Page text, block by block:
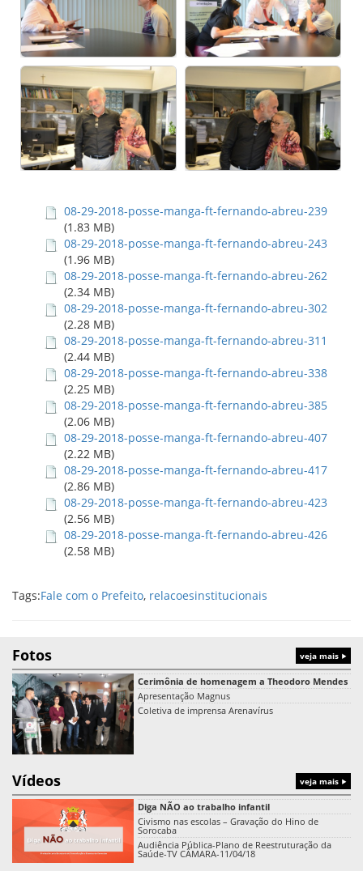
08-29-2018-posse-manga-ft-fernando-abreu-239
(1.83 MB)
08-29-2018-posse-manga-ft-fernando-abreu-243
(1.96 MB)
08-29-2018-posse-manga-ft-fernando-abreu-262
(2.34 MB)
08-29-2018-posse-manga-ft-fernando-abreu-302
(2.28 MB)
08-29-2018-posse-manga-ft-fernando-abreu-311
(2.44 MB)
08-29-2018-posse-manga-ft-fernando-abreu-338
(2.25 MB)
08-29-2018-posse-manga-ft-fernando-abreu-385
(2.06 MB)
08-29-2018-posse-manga-ft-fernando-abreu-407
(2.22 MB)
08-29-2018-posse-manga-ft-fernando-abreu-417
(2.86 MB)
08-29-2018-posse-manga-ft-fernando-abreu-423
(2.56 MB)
08-29-2018-posse-manga-ft-fernando-abreu-426
(2.58 MB)
Tags:Fale com o Prefeito, relacoesinstitucionais
Fotos veja mais
Cerimônia de homenagem a Theodoro Mendes
Apresentação Magnus
Coletiva de imprensa Arenavírus
Vídeos veja mais
Diga NÃO ao trabalho infantil
Civismo nas escolas – Gravação do Hino de
Sorocaba
Audiência Pública-Plano de Reestruturação da
Saúde-TV CÂMARA-11/04/18